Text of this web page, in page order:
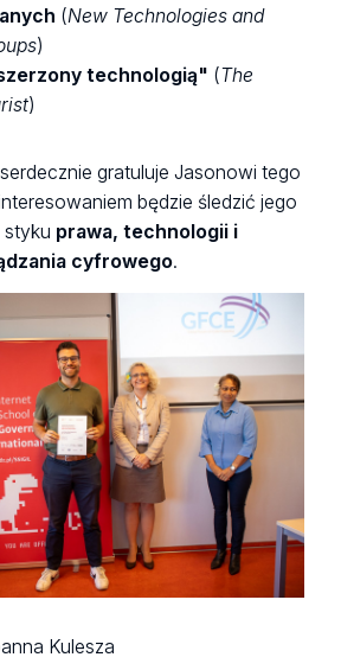
(New Technologies and
)
technologią" (The
)
serdecznie gratuluje Jasonowi tego
będzie śledzić jego
styku prawa, technologii i
cyfrowego.
Kulesza